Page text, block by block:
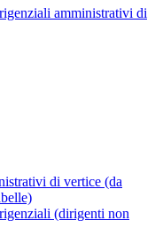
amministrativi di
di vertice (da
(dirigenti non